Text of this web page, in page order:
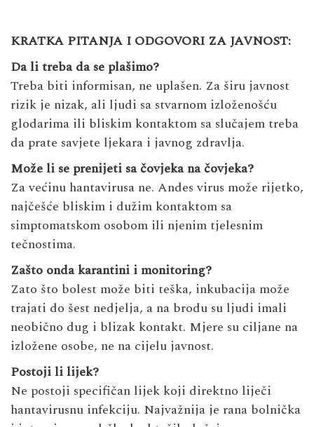
KRATKA PITANJA I ODGOVORI ZA JAVNOST:
Da li treba da se plašimo?
Treba biti informisan, ne uplašen. Za širu javnost
rizik je nizak, ali ljudi sa stvarnom izloženošću
glodarima ili bliskim kontaktom sa slučajem treba
da prate savjete ljekara i javnog zdravlja.
Može li se prenijeti sa čovjeka na čovjeka?
Za većinu hantavirusa ne. Andes virus može rijetko,
najčešće bliskim i dužim kontaktom sa
simptomatskom osobom ili njenim tjelesnim
tečnostima.
Zašto onda karantini i monitoring?
Zato što bolest može biti teška, inkubacija može
trajati do šest nedjelja, a na brodu su ljudi imali
neobično dug i blizak kontakt. Mjere su ciljane na
izložene osobe, ne na cijelu javnost.
Postoji li lijek?
Ne postoji specifičan lijek koji direktno liječi
hantavirusnu infekciju. Najvažnija je rana bolnička